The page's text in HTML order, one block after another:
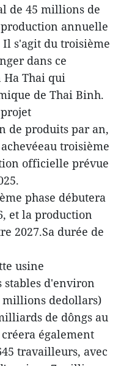
de 45 millions de
annuelle
s'agit du troisième
dans ce
Ha Thai qui
de Thai Binh.
de produits par an,
troisième
officielle prévue
phase débutera
et la production
2027.Sa durée de
usine
stables d'environ
millions dedollars)
de dôngs au
également
travailleurs, avec